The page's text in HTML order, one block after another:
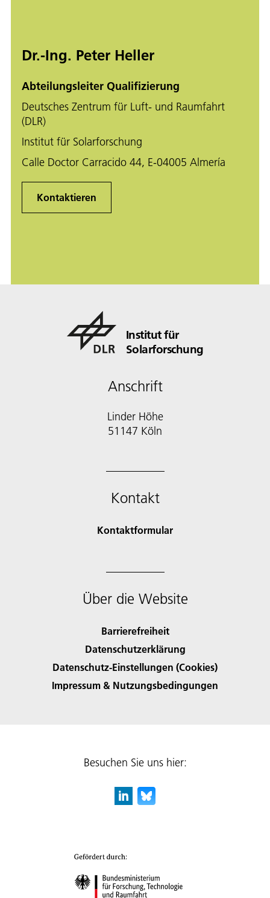
Dr.-Ing. Peter Heller
Abteilungsleiter Qualifizierung
Deutsches Zentrum für Luft- und Raumfahrt
(DLR)
Institut für Solarforschung
Calle Doctor Carracido 44, E-04005 Almería
Kontaktieren
Institut für
Solarforschung
Anschrift
Linder Höhe
51147 Köln
Kontakt
Kontaktformular
Über die Website
Barrierefreiheit
Datenschutzerklärung
Datenschutz-Einstellungen (Cookies)
Impressum & Nutzungsbedingungen
Besuchen Sie uns hier: